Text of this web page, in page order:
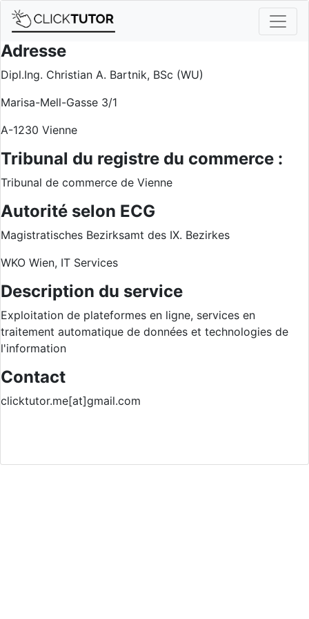
Adresse
Dipl.Ing. Christian A. Bartnik, BSc (WU)
Marisa-Mell-Gasse 3/1
A-1230 Vienne
Tribunal du registre du commerce :
Tribunal de commerce de Vienne
Autorité selon ECG
Magistratisches Bezirksamt des IX. Bezirkes
WKO Wien, IT Services
Description du service
Exploitation de plateformes en ligne, services en
traitement automatique de données et technologies de
l'information
Contact
clicktutor.me[at]gmail.com